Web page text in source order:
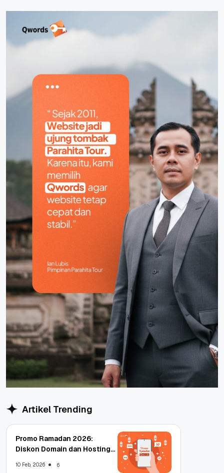
Artikel Trending
Promo Ramadan 2026:
Diskon Domain dan Hosting
10 Feb, 2026 6